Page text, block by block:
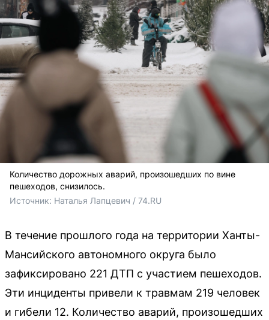
Количество дорожных аварий, произошедших по вине
пешеходов, снизилось.
Источник: Наталья Лапцевич / 74.RU
В течение прошлого года на территории Ханты-
Мансийского автономного округа было
зафиксировано 221 ДТП с участием пешеходов.
Эти инциденты привели к травмам 219 человек
и гибели 12. Количество аварий, произошедших